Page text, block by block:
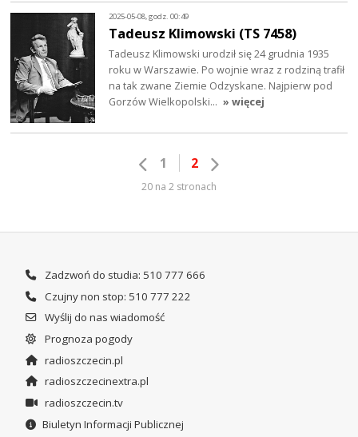
2025-05-08, godz. 00:49
Tadeusz Klimowski (TS 7458)
Tadeusz Klimowski urodził się 24 grudnia 1935
roku w Warszawie. Po wojnie wraz z rodziną trafił
na tak zwane Ziemie Odzyskane. Najpierw pod
Gorzów Wielkopolski… » więcej
1 2
20 na 2 stronach
Zadzwoń do studia: 510 777 666
Czujny non stop: 510 777 222
Wyślij do nas wiadomość
Prognoza pogody
radioszczecin.pl
radioszczecinextra.pl
radioszczecin.tv
Biuletyn Informacji Publicznej